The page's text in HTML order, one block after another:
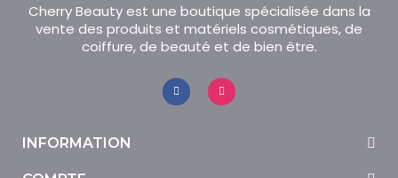
Cherry Beauty est une boutique spécialisée dans la
vente des produits et matériels cosmétiques, de
coiffure, de beauté et de bien être.
INFORMATION